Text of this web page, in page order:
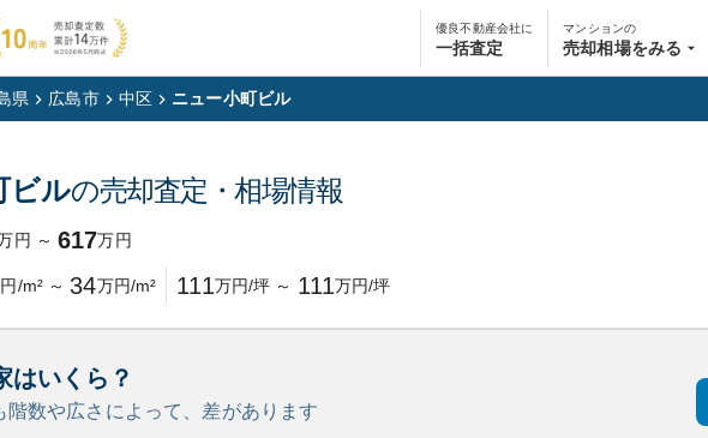
優良不動産会社に
一括査定
マンションの
売却相場をみる
県 広島市 中区 ニュー小町ビル
ビルの売却査定・相場情報
円 ～ 617万円
/m² ～ 34万円/m² 111万円/坪 ～ 111万円/坪
はいくら？
階数や広さによって、 差があります